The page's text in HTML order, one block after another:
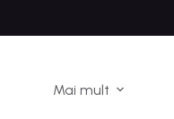
Mai mult